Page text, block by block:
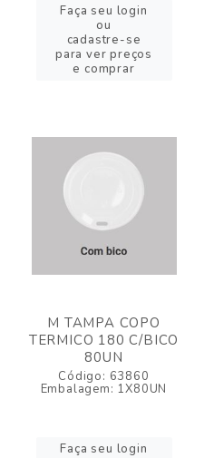
Faça seu login
ou
cadastre-se
para ver preços
e comprar
M TAMPA COPO
TERMICO 180 C/BICO
80UN
Código: 63860
Embalagem: 1X80UN
Faça seu login